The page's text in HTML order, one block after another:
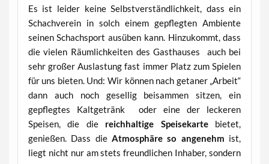
Es ist leider keine Selbstverständlichkeit, dass ein
Schachverein in solch einem gepflegten Ambiente
seinen Schachsport ausüben kann. Hinzukommt, dass
die vielen Räumlichkeiten des Gasthauses auch bei
sehr großer Auslastung fast immer Platz zum Spielen
für uns bieten. Und: Wir können nach getaner „Arbeit“
dann auch noch gesellig beisammen sitzen, ein
gepflegtes Kaltgetränk oder eine der leckeren
Speisen, die die reichhaltige Speisekartebietet,
genießen. Dass die Atmosphäre so angenehm ist,
liegt nicht nur am stets freundlichen Inhaber, sondern